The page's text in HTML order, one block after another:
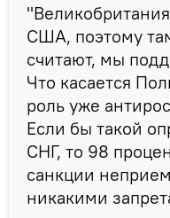
США, поэтому
считают, мы
Что касается
роль уже
Если бы такой
СНГ, то 98
санкции
никакими